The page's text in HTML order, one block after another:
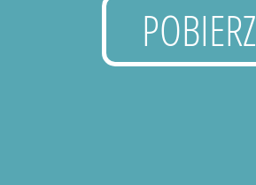
POBIERZ